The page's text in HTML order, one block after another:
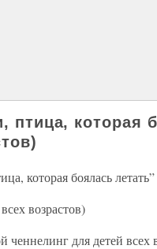
птица, которая
которая боялась летать”
возрастов)
ченнелинг для детей всех